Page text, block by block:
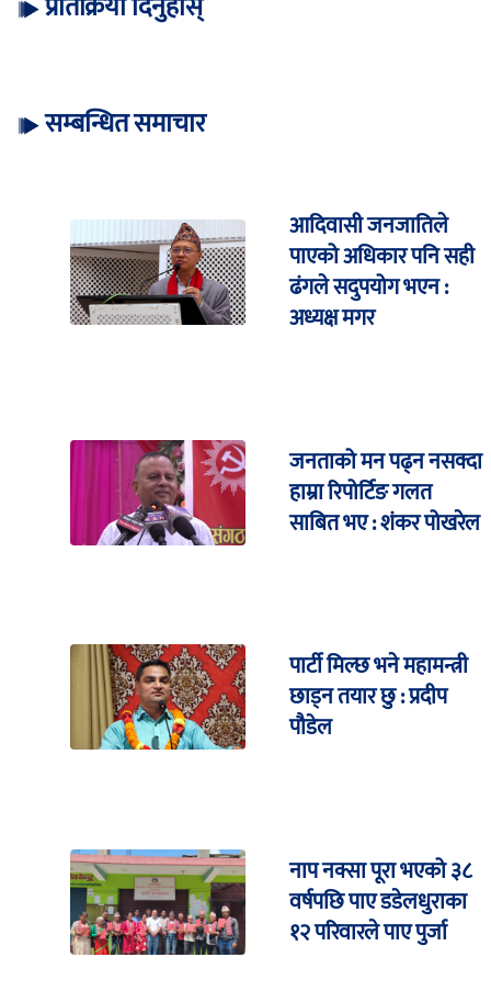
सम्बन्धित समाचार
आदिवासी जनजातिले
पाएको अधिकार पनि सही
ढंगले सदुपयोग भएन :
अध्यक्ष मगर
जनताको मन पढ्न नसक्दा
हाम्रा रिपोर्टिङ गलत
साबित भए : शंकर पोखरेल
पार्टी मिल्छ भने महामन्त्री
छाड्न तयार छु : प्रदीप
पौडेल
नाप नक्सा पूरा भएको ३८
वर्षपछि पाए डडेलधुराका
१२ परिवारले पाए पुर्जा